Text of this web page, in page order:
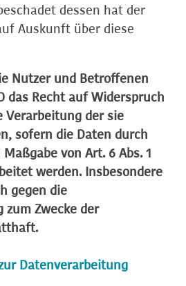
dessen hat der
Auskunft über diese
Nutzer und Betroffenen
das Recht auf Widerspruch
Verarbeitung der sie
sofern die Daten durch
von Art. 6 Abs. 1
werden. Insbesondere
gegen die
Zwecke der
Datenverarbeitung